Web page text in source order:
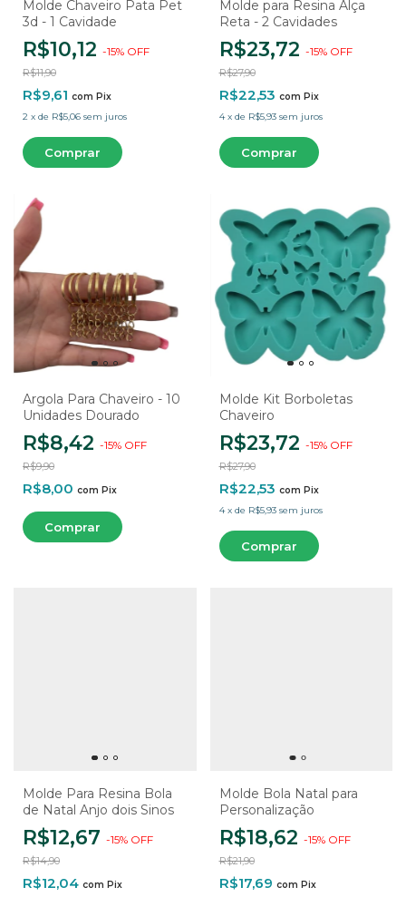
Molde Chaveiro Pata Pet
3d - 1 Cavidade
R$10,12 -15% OFF
R$11,90
R$9,61 com Pix
2 x de R$5,06 sem juros
Molde para Resina Alça
Reta - 2 Cavidades
R$23,72 -15% OFF
R$27,90
R$22,53 com Pix
4 x de R$5,93 sem juros
Argola Para Chaveiro - 10
Unidades Dourado
R$8,42 -15% OFF
R$9,90
R$8,00 com Pix
Molde Kit Borboletas
Chaveiro
R$23,72 -15% OFF
R$27,90
R$22,53 com Pix
4 x de R$5,93 sem juros
Molde Para Resina Bola
de Natal Anjo dois Sinos
R$12,67 -15% OFF
R$14,90
R$12,04 com Pix
Molde Bola Natal para
Personalização
R$18,62 -15% OFF
R$21,90
R$17,69 com Pix